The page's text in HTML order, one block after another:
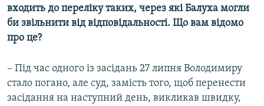
входить до переліку таких, через які Балуха могли
би звільнити від відповідальності. Що вам відомо
про це?
– Під час одного із засідань 27 липня Володимиру
стало погано, але суд, замість того, щоб перенести
засідання на наступний день, викликав швидку,